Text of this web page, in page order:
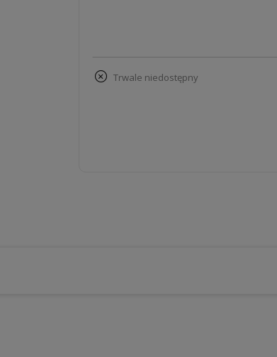
trwale niedostępny